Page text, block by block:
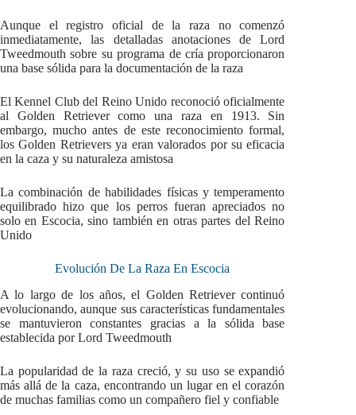
Aunque el registro oficial de la raza no comenzó
inmediatamente, las detalladas anotaciones de Lord
Tweedmouth sobre su programa de cría proporcionaron
una base sólida para la documentación de la raza
El Kennel Club del Reino Unido reconoció oficialmente
al Golden Retriever como una raza en 1913. Sin
embargo, mucho antes de este reconocimiento formal,
los Golden Retrievers ya eran valorados por su eficacia
en la caza y su naturaleza amistosa
La combinación de habilidades físicas y temperamento
equilibrado hizo que los perros fueran apreciados no
solo en Escocia, sino también en otras partes del Reino
Unido
Evolución De La Raza En Escocia
A lo largo de los años, el Golden Retriever continuó
evolucionando, aunque sus características fundamentales
se mantuvieron constantes gracias a la sólida base
establecida por Lord Tweedmouth
La popularidad de la raza creció, y su uso se expandió
más allá de la caza, encontrando un lugar en el corazón
de muchas familias como un compañero fiel y confiable